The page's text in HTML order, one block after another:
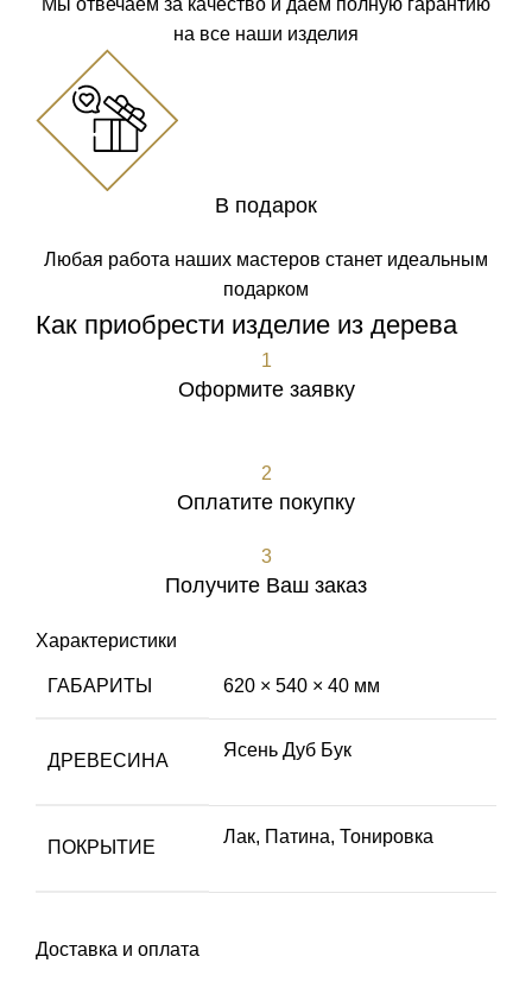
на все наши изделия
В подарок
Любая работа наших мастеров станет идеальным
подарком
Как приобрести изделие из дерева
1
Оформите заявку
2
Оплатите покупку
3
Получите Ваш заказ
Характеристики
ГАБАРИТЫ 620 × 540 × 40 мм
ДРЕВЕСИНА
Ясень Дуб Бук
ПОКРЫТИЕ
Лак, Патина, Тонировка
Доставка и оплата